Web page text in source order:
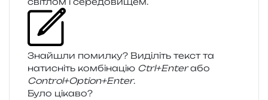
Знайшли помил­ку? Виділіть текст та
нати­сніть ком­бі­на­цію Ctrl+Enterабо
Control+Option+Enter.
Було цікаво?